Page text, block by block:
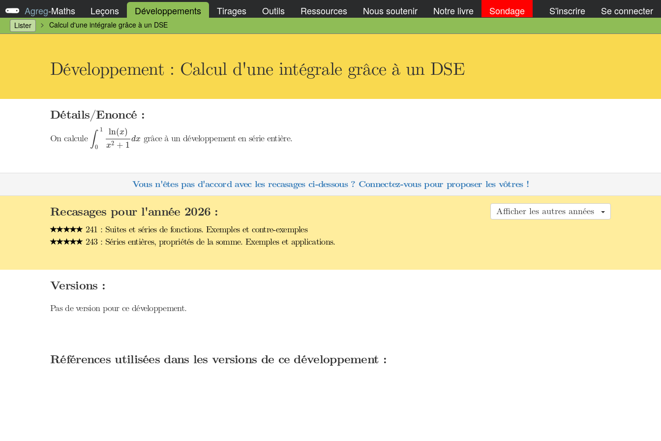
Agreg-Maths Leçons Développements Tirages Outils Ressources Nous soutenir Notre livre Sondage S'inscrire Se connecter
Lister Calcul d'une intégrale grâce à un DSE
Développement : Calcul d'une intégrale grâce à un DSE
Détails/Enoncé :
On calcule ∫ 1
0
ln(x)
x2 + 1
dx
01ln( ) 2
grâce à un développement en série entière.
Vous n'êtes pas d'accord avec les recasages ci-dessous ? Connectez-vous pour proposer les vôtres !
Afficher les autres années
Recasages pour l'année 2026 :
241 : Suites et séries de fonctions. Exemples et contre-exemples
243 : Séries entières, propriétés de la somme. Exemples et applications.
Versions :
Pas de version pour ce développement.
Références utilisées dans les versions de ce développement :